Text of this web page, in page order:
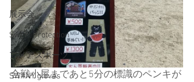
展示会
Sweet Protection
アメアスポーツ
SWANY gloves
合戦小屋まであと5分の標識のペンキが